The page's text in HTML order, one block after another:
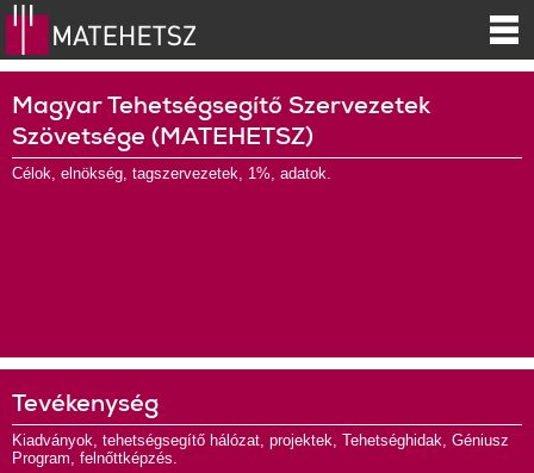
Magyar Tehetségsegítő Szervezetek
Szövetsége (MATEHETSZ)
Célok, elnökség, tagszervezetek, 1%, adatok.
Tevékenység
Kiadványok, tehetségsegítő hálózat, projektek, Tehetséghidak, Géniusz
Program, felnőttképzés.